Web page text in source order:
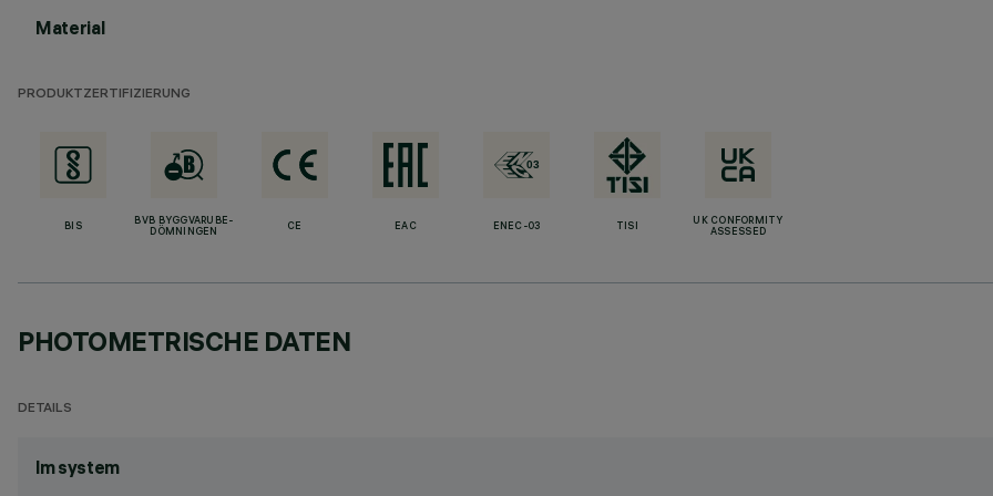
Material
PRODUKTZERTIFIZIERUNG
BIS
BVB BYGGVARUBE-
DÖMNINGEN
CE EAC ENEC-03 TISI
UK CONFORMITY
ASSESSED
PHOTOMETRISCHE DATEN
DETAILS
lm system